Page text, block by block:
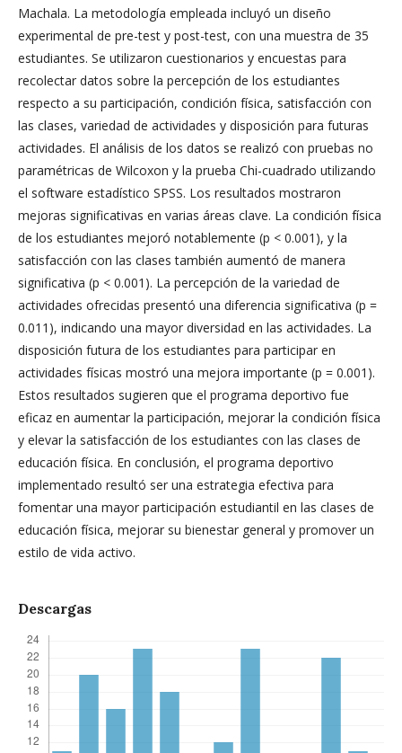
Machala. La metodología empleada incluyó un diseño
experimental de pre-test y post-test, con una muestra de 35
estudiantes. Se utilizaron cuestionarios y encuestas para
recolectar datos sobre la percepción de los estudiantes
respecto a su participación, condición física, satisfacción con
las clases, variedad de actividades y disposición para futuras
actividades. El análisis de los datos se realizó con pruebas no
paramétricas de Wilcoxon y la prueba Chi-cuadrado utilizando
el software estadístico SPSS. Los resultados mostraron
mejoras significativas en varias áreas clave. La condición física
de los estudiantes mejoró notablemente (p < 0.001), y la
satisfacción con las clases también aumentó de manera
significativa (p < 0.001). La percepción de la variedad de
actividades ofrecidas presentó una diferencia significativa (p =
0.011), indicando una mayor diversidad en las actividades. La
disposición futura de los estudiantes para participar en
actividades físicas mostró una mejora importante (p = 0.001).
Estos resultados sugieren que el programa deportivo fue
eficaz en aumentar la participación, mejorar la condición física
y elevar la satisfacción de los estudiantes con las clases de
educación física. En conclusión, el programa deportivo
implementado resultó ser una estrategia efectiva para
fomentar una mayor participación estudiantil en las clases de
educación física, mejorar su bienestar general y promover un
estilo de vida activo.
Descargas